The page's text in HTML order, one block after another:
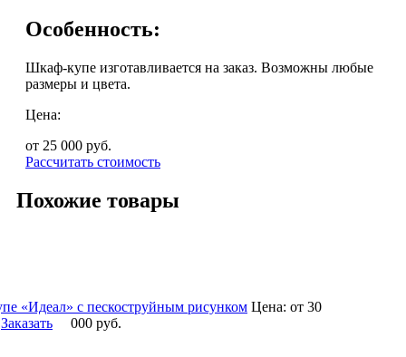
Особенность:
Шкаф-купе изготавливается на заказ. Возможны любые
размеры и цвета.
Цена:
от 25 000 руб.
Рассчитать стоимость
Похожие товары
«Идеал» с пескоструйным рисунком Цена: от 30
000руб.
Заказать